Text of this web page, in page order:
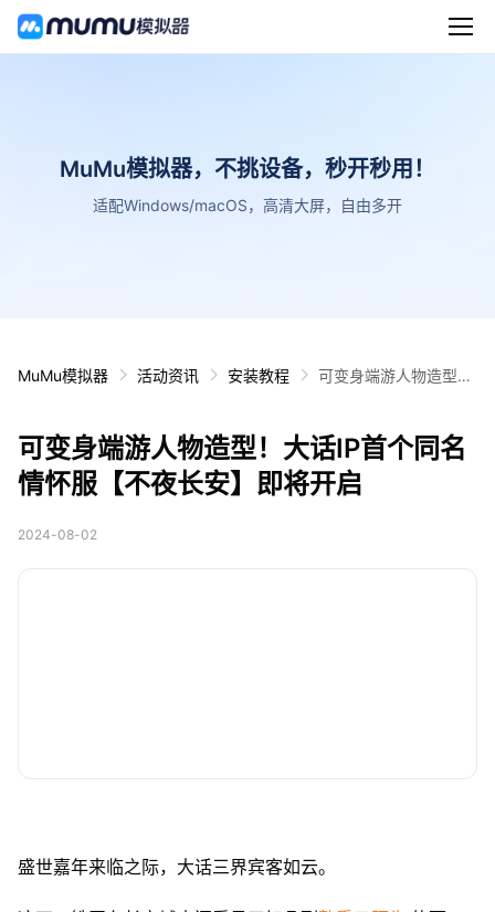
MuMu模拟器，不挑设备，秒开秒用！
适配Windows/macOS，高清大屏，自由多开
MuMu模拟器 活动资讯 安装教程
可变身端游人物造型！
可变身端游人物造型！大话IP首个同名
情怀服【不夜长安】即将开启
2024-08-02
盛世嘉年来临之际，大话三界宾客如云。